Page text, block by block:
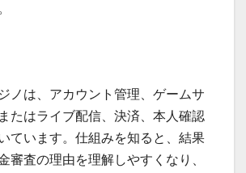
ノは、アカウント管理、ゲームサ
たはライブ配信、決済、本人確認
ています。仕組みを知ると、結果
審査の理由を理解しやすくなり、